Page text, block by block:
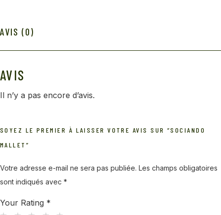
AVIS (0)
AVIS
Il n’y a pas encore d’avis.
SOYEZ LE PREMIER À LAISSER VOTRE AVIS SUR “SOCIANDO
MALLET”
Votre adresse e-mail ne sera pas publiée. Les champs obligatoires
sont indiqués avec *
Your Rating *